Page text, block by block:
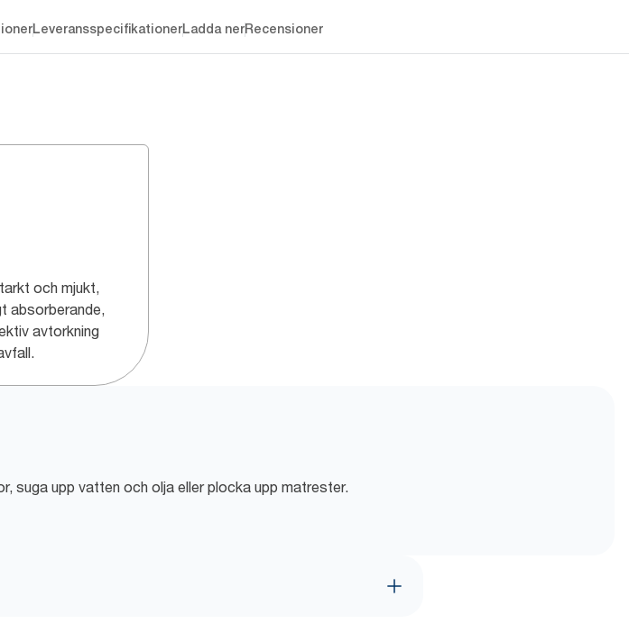
LeveransspecifikationerLadda nerRecensioner
och mjukt,
absorberande,
avtorkning
suga upp vatten och olja eller plocka upp matrester.